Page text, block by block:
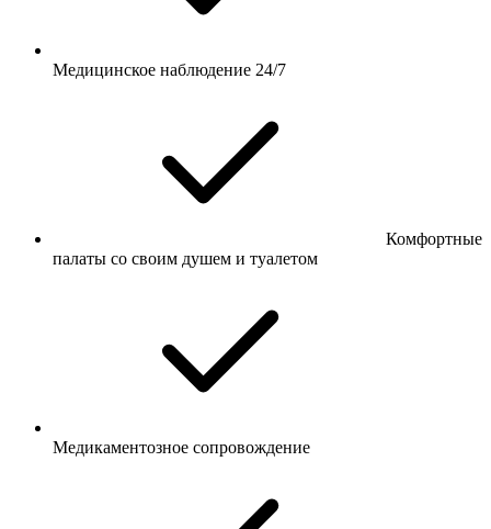
Медицинское наблюдение 24/7
Комфортные
палаты со своим душем и туалетом
Медикаментозное сопровождение